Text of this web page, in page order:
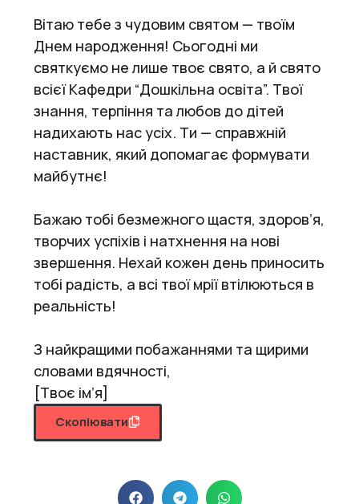
Вітаю тебе з чудовим святом — твоїм
Днем народження! Сьогодні ми
святкуємо не лише твоє свято, а й свято
всієї Кафедри “Дошкільна освіта”. Твої
знання, терпіння та любов до дітей
надихають нас усіх. Ти — справжній
наставник, який допомагає формувати
майбутнє!
Бажаю тобі безмежного щастя, здоров’я,
творчих успіхів і натхнення на нові
звершення. Нехай кожен день приносить
тобі радість, а всі твої мрії втілюються в
реальність!
З найкращими побажаннями та щирими
словами вдячності,
[Твоє ім’я]
Скопіювати